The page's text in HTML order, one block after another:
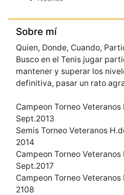
Sobre mí
Quien, Donde, Cuando,
Busco en el Tenis jugar
mantener y superar los
definitiva, pasar un rato
Campeon Torneo
Sept.2013
Semis Torneo Veteranos
2014
Campeon Torneo Veteranos
Sept.2017
Campeon Torneo Veteranos
2108